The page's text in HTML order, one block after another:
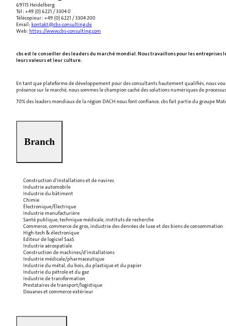
69115 Heidelberg
Tél : +49 (0) 6221 / 3304 0
Télécopieur : +49 (0) 6221 / 3304 200
Email: kontakt@cbs-consulting.de
Web: https://www.cbs-consulting.com
cbs est le conseiller des leaders du marché mondial. Nous travaillons pour les
leurs valeurs et leur culture.
En tant que plateforme de développement pour des consultants hautement qualifiés, nous
présence sur le marché, nous sommes le champion caché des solutions numériques de
70% des leaders mondiaux de la région DACH nous font confiance. cbs fait partie du groupe
Branch
Construction d'installations et de navires
Industrie automobile
Industrie du bâtiment
Chimie
Électronique/Électrique
Industrie manufacturière
Santé publique, technique médicale, instituts de recherche
Commerce, commerce de gros, industrie des denrées de luxe et des biens de consommation
High-tech & électronique
Editeur de logiciel SaaS
Industrie aérospatiale
Construction de machines/d'installations
Industrie médicale/pharmaceutique
Industrie du métal, du bois, du plastique et du papier
Industrie du pétrole et du gaz
Industrie de transformation
Prestataires de transport/logistique
Douanes et commerce extérieur